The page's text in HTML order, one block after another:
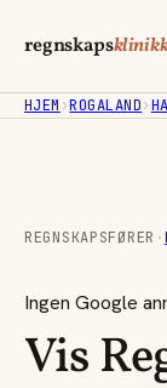
regnskaps
HJEM ›ROGALAND›
REGNSKAPSFØRER ·
Ingen Google
Vis